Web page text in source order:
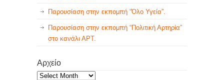
Παρουσίαση στην εκπομπή “Όλο Υγεία”.
Παρουσίαση στην εκπομπή “Πολιτική Αρτηρία”
στο κανάλι ΑΡΤ.
Αρχείο
Αρχείο